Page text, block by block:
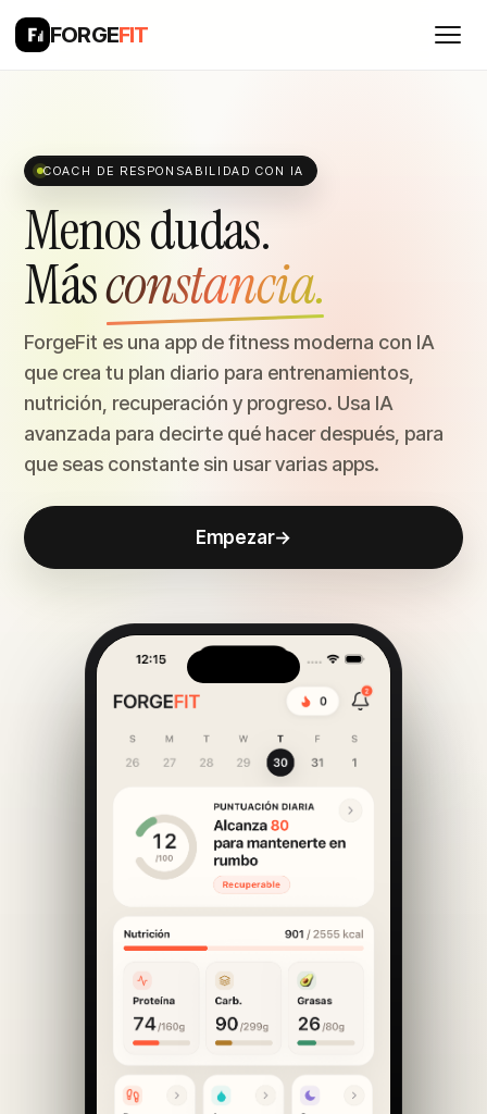
FORGEFIT
COACH DE RESPONSABILIDAD CON IA
Menos dudas.
Másconstancia.
ForgeFit es una app de fitness moderna con IA
que crea tu plan diario para entrenamientos,
nutrición, recuperación y progreso. Usa IA
avanzada para decirte qué hacer después, para
que seas constante sin usar varias apps.
Empezar→